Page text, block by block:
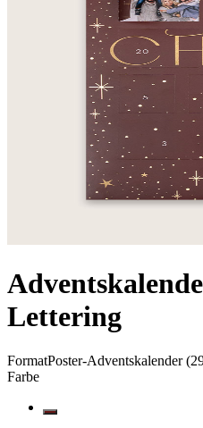
Lettering
FormatPoster-Adventskalender
Farbe